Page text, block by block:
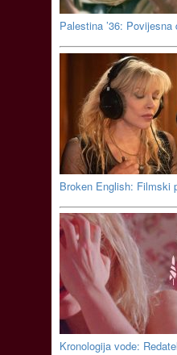
Palestina ’36:
Broken English: Filmski
Kronologija vode: